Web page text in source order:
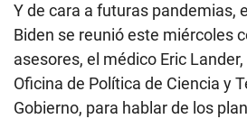
Y de cara a futuras pandemias,
Biden se reunió este miércoles
asesores, el médico Eric
Oficina de Política de Ciencia y
Gobierno, para hablar de los